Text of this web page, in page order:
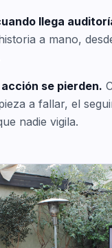
llega
a mano,
se pierden.
a fallar, el
nadie vigila.